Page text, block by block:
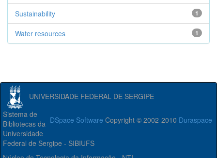
1
Sustainability
1
Water resources
UNIVERSIDADE FEDERAL DE SERGIPE
DSpace Software Copyright © 2002-2010 Duraspace
Sistema de
Bibliotecas da
Universidade
Federal de Sergipe - SIBIUFS